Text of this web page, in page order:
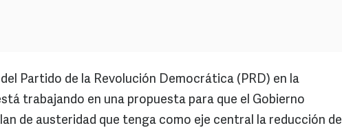
Partido de la Revolución Democrática (PRD) en la
trabajando en una propuesta para que el Gobierno
de austeridad que tenga como eje central la reducción de